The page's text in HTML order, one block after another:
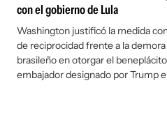
con el gobierno de Lula
Washington justificó la medida
de reciprocidad frente a la
brasileño en otorgar el
embajador designado por Trump